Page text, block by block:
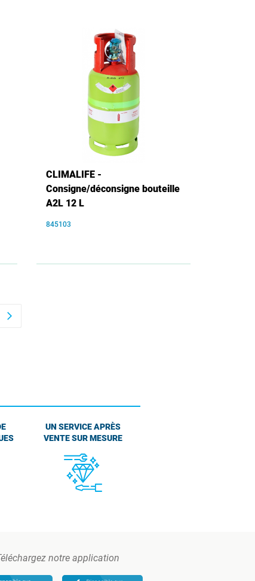
CLIMALIFE -
Consigne/déconsigne bouteille
A2L 12 L
845103
arrow_forward_ios
UN SERVICE APRÈS
VENTE SUR MESURE
notre application